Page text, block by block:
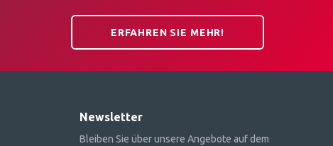
ERFAHREN SIE MEHR!
Newsletter
Bleiben Sie über unsere Angebote auf dem